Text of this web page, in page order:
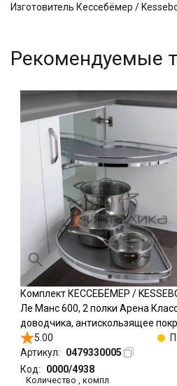
Изготовитель Кессебёмер /
Рекомендуемые
Комплект КЕССЕБЁМЕР /
Ле Манс 600, 2 полки Арена
доводчика, антискользящее
H600-750мм, левый, хром
5.00
Артикул:
0479330005
Код:
0000/4938
Количество ,компл